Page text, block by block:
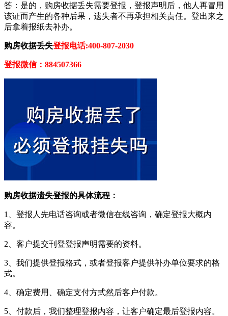
答：是的，购房收据丢失需要登报，登报声明后，他人再冒用
该证而产生的各种后果，遗失者不再承担相关责任。登出来之
后拿着报纸去补办。
购房收据丢失登报电话:400-807-2030
登报微信：884507366
购房收据遗失登报的具体流程：
1、登报人先电话咨询或者微信在线咨询，确定登报大概内
容。
2、客户提交刊登登报声明需要的资料。
3、我们提供登报格式，或者登报客户提供补办单位要求的格
式。
4、确定费用、确定支付方式然后客户付款。
5、付款后，我们整理登报内容，让客户确定最后登报内容。